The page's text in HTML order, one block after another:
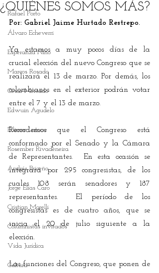
Rafael Porto
Álvaro Echeverri
Esperanza Niño
Marcos Rosado
César Mercado
Edwuin Agudelo
Edimer Latorre
Rosember Rivadeneira
Andrés Briceño
Jorge Elías Caro
Cristian Morelli
Columnistas invitados
Vida Jurídica
Cultura
¿QUIÉNES SOMOS MÁS?
Por: Gabriel Jaime Hurtado Restrepo.
Ya estamos a muy pocos días de la
crucial elección del nuevo Congreso que se
realizará el 13 de marzo. Por demás, los
colombianos en el exterior podrán votar
entre el 7 y el 13 de marzo.
Recordemos que el Congreso está
conformado por el Senado y la Cámara
de Representantes.  En esta ocasión se
integrará por 295 congresistas, de los
cuales 108 serán senadores y 187
representantes.  El período de los
congresistas es de cuatro años, que se
inicia el 20 de julio siguiente a la
elección.
Las funciones del Congreso, que ponen de